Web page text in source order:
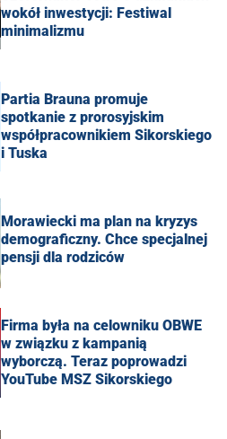
wokół inwestycji: Festiwal
minimalizmu
Partia Brauna promuje
spotkanie z prorosyjskim
współpracownikiem Sikorskiego
i Tuska
Morawiecki ma plan na kryzys
demograficzny. Chce specjalnej
pensji dla rodziców
Firma była na celowniku OBWE
w związku z kampanią
wyborczą. Teraz poprowadzi
YouTube MSZ Sikorskiego